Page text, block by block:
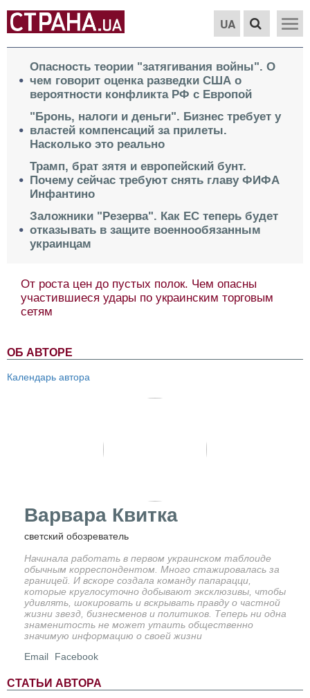
UA
Опасность теории "затягивания войны". О
чем говорит оценка разведки США о
вероятности конфликта РФ с Европой
"Бронь, налоги и деньги". Бизнес требует у
властей компенсаций за прилеты.
Насколько это реально
Трамп, брат зятя и европейский бунт.
Почему сейчас требуют снять главу ФИФА
Инфантино
Заложники "Резерва". Как ЕС теперь будет
отказывать в защите военнообязанным
украинцам
От роста цен до пустых полок. Чем опасны
участившиеся удары по украинским торговым
сетям
ОБ АВТОРЕ
Календарь автора
Варвара Квитка
светский обозреватель
Начинала работать в первом украинском таблоиде
обычным корреспондентом. Много стажировалась за
границей. И вскоре создала команду папарацци,
которые круглосуточно добывают эксклюзивы, чтобы
удивлять, шокировать и вскрывать правду о частной
жизни звезд, бизнесменов и политиков. Теперь ни одна
знаменитость не может утаить общественно
значимую информацию о своей жизни
Email
Facebook
СТАТЬИ АВТОРА